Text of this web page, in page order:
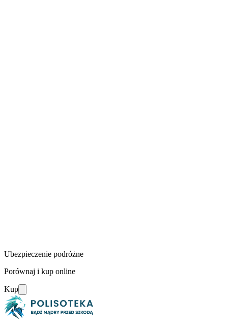
Ubezpieczenie podróżne
Porównaj i kup online
Kup